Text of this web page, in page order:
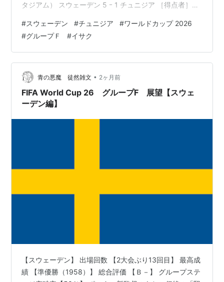
タジアム） スウェーデン 5 ｰ 1 チュニジア ［得点者］
ンベリ 90"＋6 アヤリ （チ） 43” レキク 【採点】（0～
10の20段階評価。最低点は0。最高点は10。） GK 23 ク
リストファー ノルフェルト｜採点 6前半42分にチュニジ
アのオマル・レキク選手にヘディングで1点を返された…
#スウェーデン #チュニジア #ワールドカップ 2026
#グループＦ #イサク
青の悪魔 徒然雑文 • 2ヶ月前
FIFA World Cup 26 グループF 展望【スウェ
ーデン編】
【スウェーデン】 出場回数 【2大会ぶり13回目】 最高成
績 【準優勝（1958）】 総合評価 【Ｂ－】 グループステ